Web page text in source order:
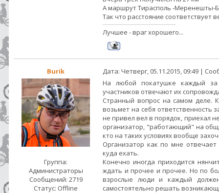
А маршрут Тирасполь -Меренешты-
Так что расстояние соответствует
Лучшее - враг хорошего...
Burik Дата: Четверг, 05.11.2015, 09:49 |
Группа:
Администраторы
Сообщений: 2719
Статус: Offline
На любой покатушке каждый за
участников отвечают их
Странный вопрос на самом деле.
возьмет на себя ответственность
не привел вел в порядок, приехал
организатор, "работающий" на
кто на таких условиях вообще
Организатор как по мне
куда ехать.
Конечно иногда приходится
ждать и прочее и прочее. Но по
взрослые люди и каждый
самостоятельно решать